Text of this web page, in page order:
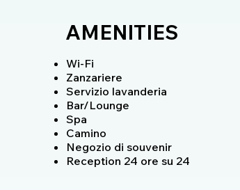
AMENITIES
Wi-Fi
Zanzariere
Servizio lavanderia
Bar/Lounge
Spa
Camino
Negozio di souvenir
Reception 24 ore su 24